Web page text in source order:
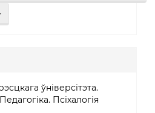
ўніверсітэта.
Псіхалогія